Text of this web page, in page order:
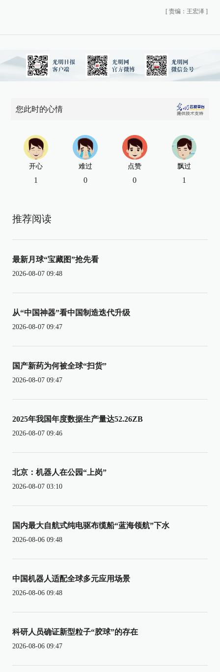
[ 责编：王宏泽 ]
您此时的心情
开心
1
难过
0
点赞
0
飘过
1
推荐阅读
最新月球“宝藏图”抢先看
2026-08-07 09:48
从“中国神器”看中国制造迭代升级
2026-08-07 09:47
国产新药为何被全球“扫货”
2026-08-07 09:47
2025年我国年度数据生产量达52.26ZB
2026-08-07 09:46
北京：机器人在公园“上岗”
2026-08-07 03:10
国内最大自航式纯电驱布缆船“蓝海领航”下水
2026-08-06 09:48
中国机器人适配全球多元应用场景
2026-08-06 09:48
科研人员确证新型粒子“胶球”的存在
2026-08-06 09:47